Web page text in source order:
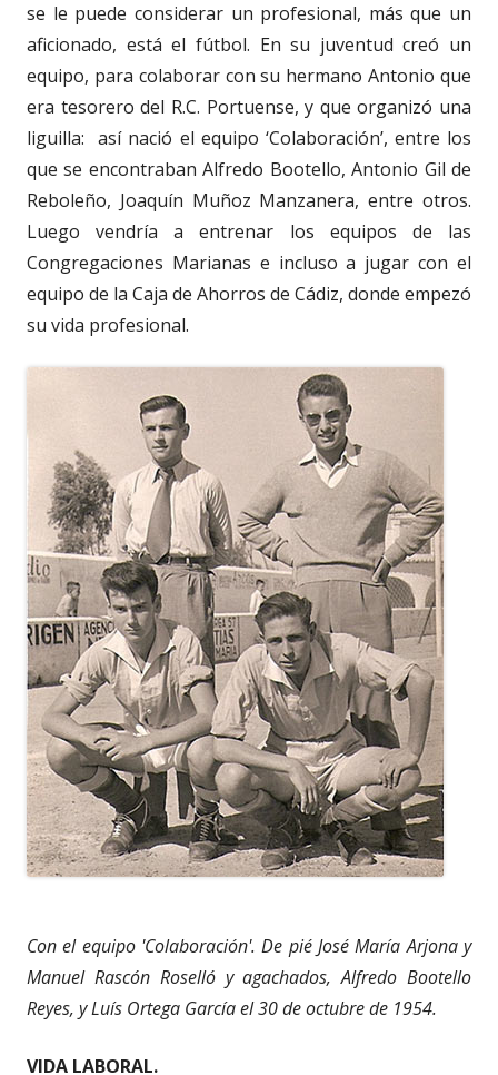
se le puede considerar un profesional, más que un
aficionado, está el fútbol. En su juventud creó un
equipo, para colaborar con su hermano Antonio que
era tesorero del R.C. Portuense, y que organizó una
liguilla: así nació el equipo ‘Colaboración’, entre los
que se encontraban Alfredo Bootello, Antonio Gil de
Reboleño, Joaquín Muñoz Manzanera, entre otros.
Luego vendría a entrenar los equipos de las
Congregaciones Marianas e incluso a jugar con el
equipo de la Caja de Ahorros de Cádiz, donde empezó
su vida profesional.
Con el equipo 'Colaboración'. De pié José María Arjona y
Manuel Rascón Roselló y agachados, Alfredo Bootello
Reyes, y Luís Ortega García el 30 de octubre de 1954.
VIDA LABORAL.